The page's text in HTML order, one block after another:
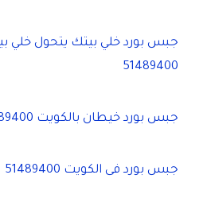
جبس بورد خلي بيتك يتحول خلي
51489400
جبس بورد خيطان بالكويت 51489400
جبس بورد فى الكويت 51489400